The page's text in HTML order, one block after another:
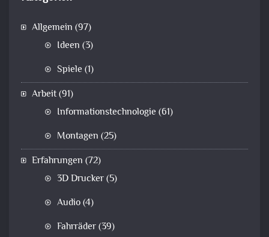
Allgemein (97)
Ideen (3)
Spiele (1)
Arbeit(91)
Informationstechnologie (61)
Montagen (25)
Erfahrungen (72)
3D Drucker(5)
Audio(4)
Fahrräder(39)